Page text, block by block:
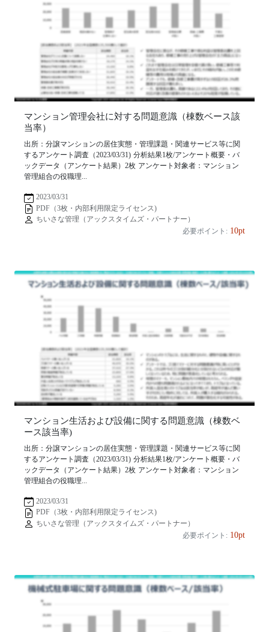
マンション管理会社に対する問題意識（棟数ベース該
当率）
出所：分譲マンションの居住実態・管理課題・関連サービス等に関
するアンケート調査（2023/03/31) 分析結果1枚/アンケート概要・バ
ックデータ（アンケート結果）2枚 アンケート対象者：マンション
管理組合の役職理...
2023/03/31
PDF（3枚・内部利用限定ライセンス)
ちいさな管理（アックスタイムズ・パートナー）
必要ポイント: 10pt
マンション生活および設備に関する問題意識（棟数ベ
ース該当率)
出所：分譲マンションの居住実態・管理課題・関連サービス等に関
するアンケート調査（2023/03/31) 分析結果1枚/アンケート概要・バ
ックデータ（アンケート結果）2枚 アンケート対象者：マンション
管理組合の役職理...
2023/03/31
PDF（3枚・内部利用限定ライセンス)
ちいさな管理（アックスタイムズ・パートナー）
必要ポイント: 10pt